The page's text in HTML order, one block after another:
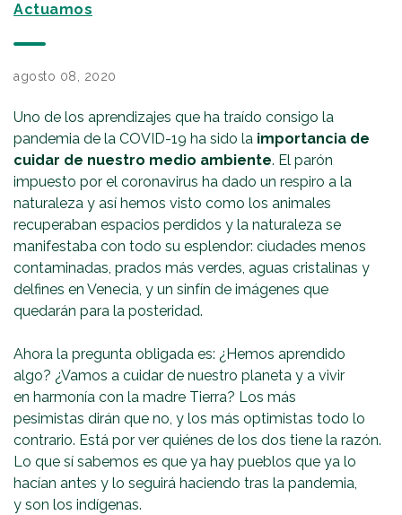
Actuamos
agosto 08, 2020
Uno de los aprendizajes que ha traído consigo la
pandemia de la COVID-19 ha sido la importancia de
cuidar de nuestro medio ambiente. El parón
impuesto por el coronavirus ha dado un respiro a la
naturaleza y así hemos visto como los animales
recuperaban espacios perdidos y la naturaleza se
manifestaba con todo su esplendor: ciudades menos
contaminadas, prados más verdes, aguas cristalinas y
delfines en Venecia, y un sinfín de imágenes que
quedarán para la posteridad.
Ahora la pregunta obligada es: ¿Hemos aprendido
algo? ¿Vamos a cuidar de nuestro planeta y a vivir
en harmonía con la madre Tierra? Los más
pesimistas dirán que no, y los más optimistas todo lo
contrario. Está por ver quiénes de los dos tiene la razón.
Lo que sí sabemos es que ya hay pueblos que ya lo
hacían antes y lo seguirá haciendo tras la pandemia,
y son los indígenas.